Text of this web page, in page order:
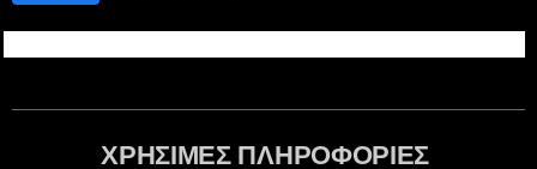
ΧΡΗΣΙΜΕΣ ΠΛΗΡΟΦΟΡΙΕΣ